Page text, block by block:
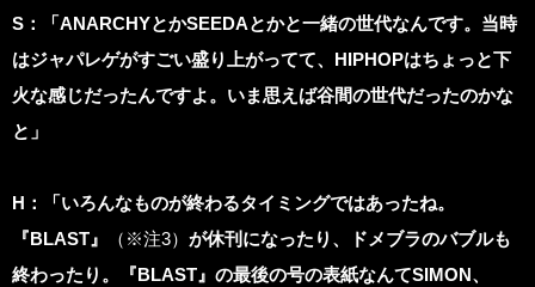
S ：「ANARCHYとかSEEDAとかと一緒の世代なんです。当時
はジャパレゲがすごい盛り上がってて、HIPHOPはちょっと下
火な感じだったんですよ。いま思えば谷間の世代だったのかな
と」
H ：「いろんなものが終わるタイミングではあったね。
『BLAST』
（※注3） が休刊になったり、ドメブラのバブルも
終わったり。『BLAST』の最後の号の表紙なんてSIMON、